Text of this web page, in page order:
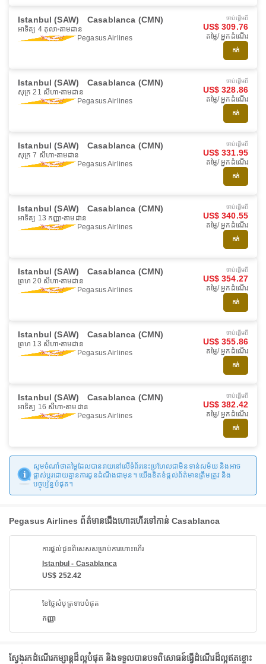
Istanbul (SAW) Casablanca (CMN)
អាទិត្យ 4 តុលា តាមដាន
Pegasus Airlines
ចាប់ផ្ដើមពី
US$ 309.76
តម្លៃ/ អ្នកដំណើរ
កក់
Istanbul (SAW) Casablanca (CMN)
សុក្រ 21 សីហា តាមដាន
Pegasus Airlines
ចាប់ផ្ដើមពី
US$ 328.86
តម្លៃ/ អ្នកដំណើរ
កក់
Istanbul (SAW) Casablanca (CMN)
សុក្រ 7 សីហា តាមដាន
Pegasus Airlines
ចាប់ផ្ដើមពី
US$ 331.95
តម្លៃ/ អ្នកដំណើរ
កក់
Istanbul (SAW) Casablanca (CMN)
អាទិត្យ 13 កញ្ញា តាមដាន
Pegasus Airlines
ចាប់ផ្ដើមពី
US$ 340.55
តម្លៃ/ អ្នកដំណើរ
កក់
Istanbul (SAW) Casablanca (CMN)
ព្រហ 20 សីហា តាមដាន
Pegasus Airlines
ចាប់ផ្ដើមពី
US$ 354.27
តម្លៃ/ អ្នកដំណើរ
កក់
Istanbul (SAW) Casablanca (CMN)
ព្រហ 13 សីហា តាមដាន
Pegasus Airlines
ចាប់ផ្ដើមពី
US$ 355.86
តម្លៃ/ អ្នកដំណើរ
កក់
Istanbul (SAW) Casablanca (CMN)
អាទិត្យ 16 សីហា តាមដាន
Pegasus Airlines
ចាប់ផ្ដើមពី
US$ 382.42
តម្លៃ/ អ្នកដំណើរ
កក់
សូមចំណាំថាតម្លៃដែលបានរាយនៅលើទំព័រនេះប្រហែលជាមិនទាន់សម័យ និងអាច
ផ្លាស់ប្តូរដោយគ្មានការជូនដំណឹងជាមុន។ យើងខិតខំផ្តល់ព័ត៌មានត្រឹមត្រូវ និង
បច្ចុប្បន្នបំផុត។
Pegasus Airlines ព័ត៌មានជើងហោះហើរទៅកាន់ Casablanca
ការផ្តល់ជូនពិសេសសម្រាប់ការហោះហើរ
Istanbul - Casablanca
US$ 252.42
ខែថ្លៃសំបុត្រទាបបំផុត
កញ្ញា
ស្វែងរកដំណើរកម្សាន្តដ៏ល្អបំផុត និងទទួលបានបទពិសោធន៍ធ្វើដំណើរដ៏ល្អឥតខ្ចោះ